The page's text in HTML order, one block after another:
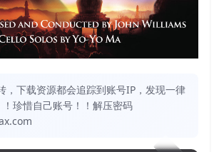
，下载资源都会追踪到账号IP，发现一律
珍惜自己账号！！解压密码